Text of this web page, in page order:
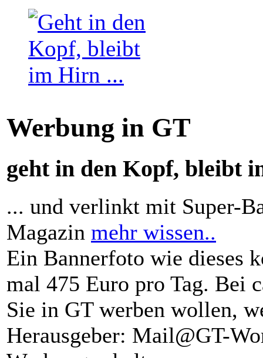
Werbung in GT
geht in den Kopf, bleibt
... und verlinkt mit Super-
Magazin mehr wissen..
Ein Bannerfoto wie dieses
mal 475 Euro pro Tag. Bei
Sie in GT werben wollen,
Herausgeber: Mail@GT-